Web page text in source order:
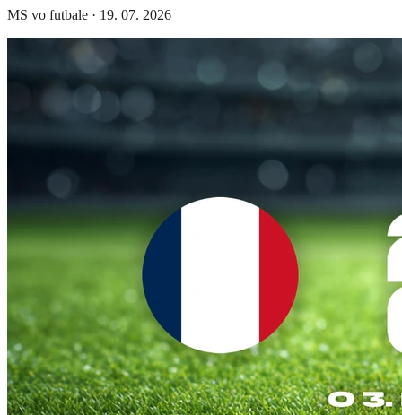
MS vo futbale · 19. 07. 2026